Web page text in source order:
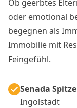
Ob geerbtes
oder emotional
begegnen als
Immobilie mit
Feingefühl.
Senada
Ingolstadt